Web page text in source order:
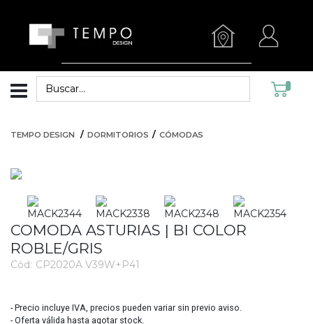
TEMPO DESIGN DORMITORIOS CÓMODAS
COMODA ASTURIAS | BI COLOR
ROBLE/GRIS
Cód: CP2020A V39W+P41
- Precio incluye IVA, precios pueden variar sin previo aviso.
- Oferta válida hasta agotar stock.